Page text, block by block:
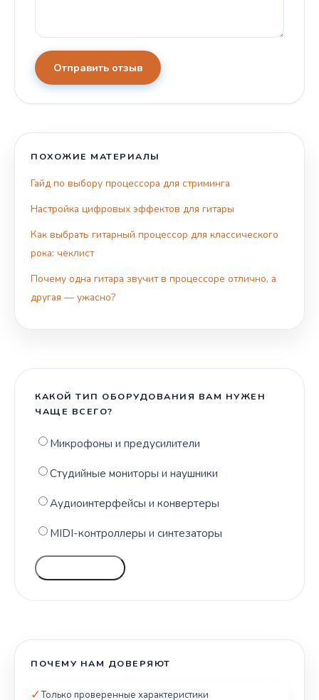
Отправить отзыв
ПОХОЖИЕ МАТЕРИАЛЫ
Гайд по выбору процессора для стриминга
Настройка цифровых эффектов для гитары
Как выбрать гитарный процессор для классического
рока: чеклист
Почему одна гитара звучит в процессоре отлично, а
другая — ужасно?
КАКОЙ ТИП ОБОРУДОВАНИЯ ВАМ НУЖЕН
ЧАЩЕ ВСЕГО?
Микрофоны и предусилители
Студийные мониторы и наушники
Аудиоинтерфейсы и конвертеры
MIDI-контроллеры и синтезаторы
ПОЧЕМУ НАМ ДОВЕРЯЮТ
✓Только проверенные характеристики